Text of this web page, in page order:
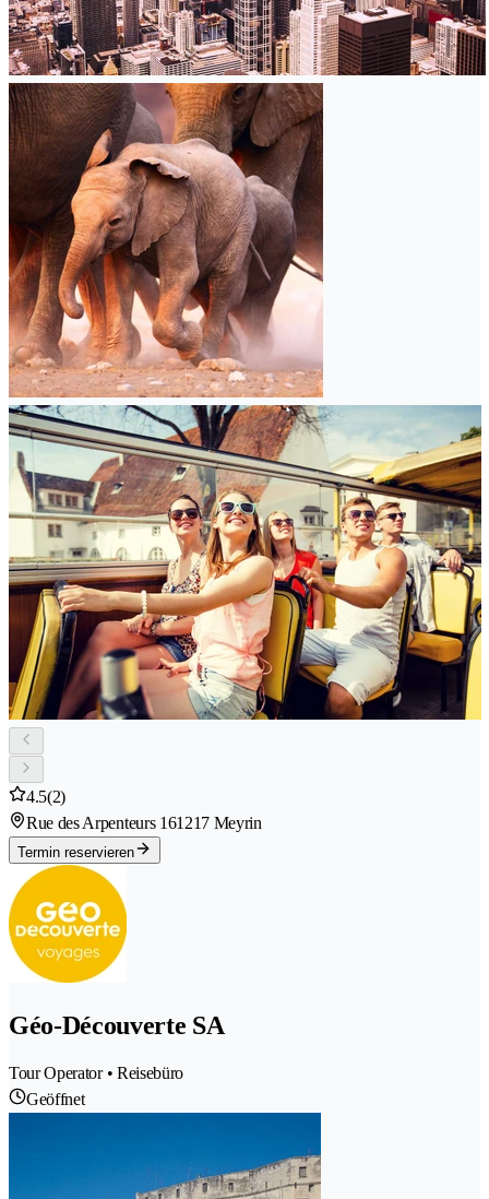
4.5(2)
Rue des Arpenteurs 161217 Meyrin
Termin reservieren
Géo-Découverte SA
Tour Operator • Reisebüro
Geöffnet